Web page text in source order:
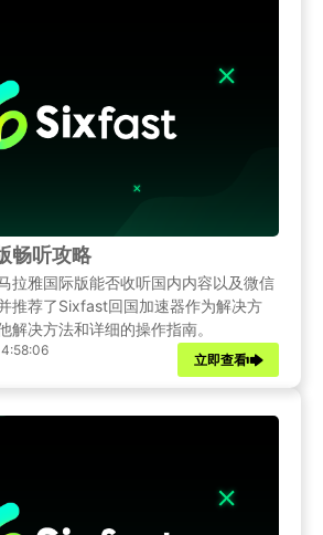
畅听攻略
拉雅国际版能否收听国内内容以及微信
推荐了Sixfast回国加速器作为解决方
解决方法和详细的操作指南。
立即查看